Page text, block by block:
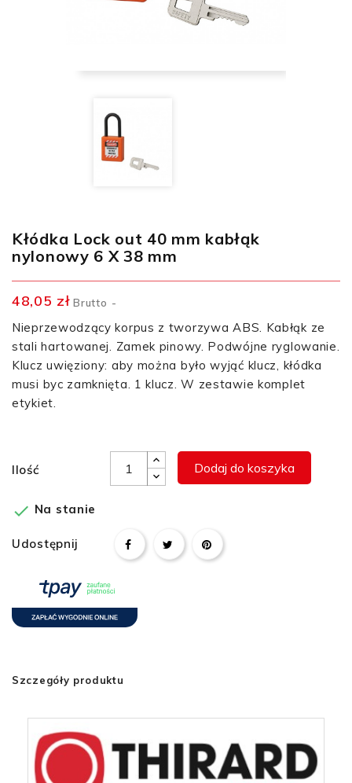
Kłódka Lock out 40 mm kabłąk
nylonowy 6 X 38 mm
48,05 zł Brutto
Nieprzewodzący korpus z tworzywa ABS. Kabłąk ze
stali hartowanej. Zamek pinowy. Podwójne ryglowanie.
Klucz uwięziony: aby można było wyjąć klucz, kłódka
musi byc zamknięta. 1 klucz. W zestawie komplet
etykiet.
Ilość Dodaj do koszyka
 Na stanie
Udostępnij
Szczegóły produktu